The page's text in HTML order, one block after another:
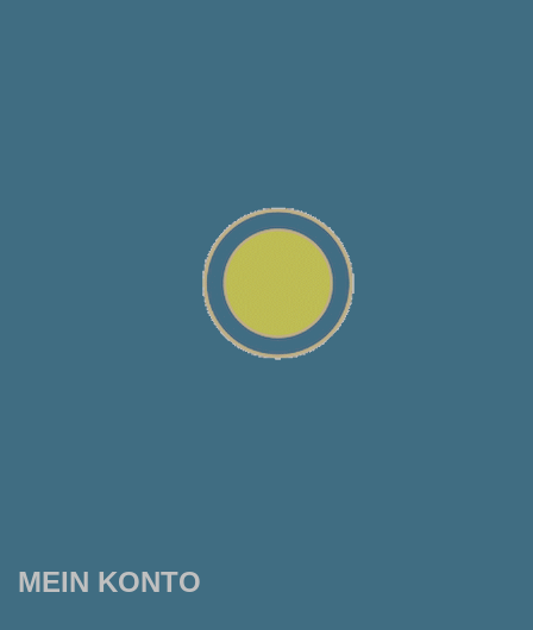
MEIN KONTO